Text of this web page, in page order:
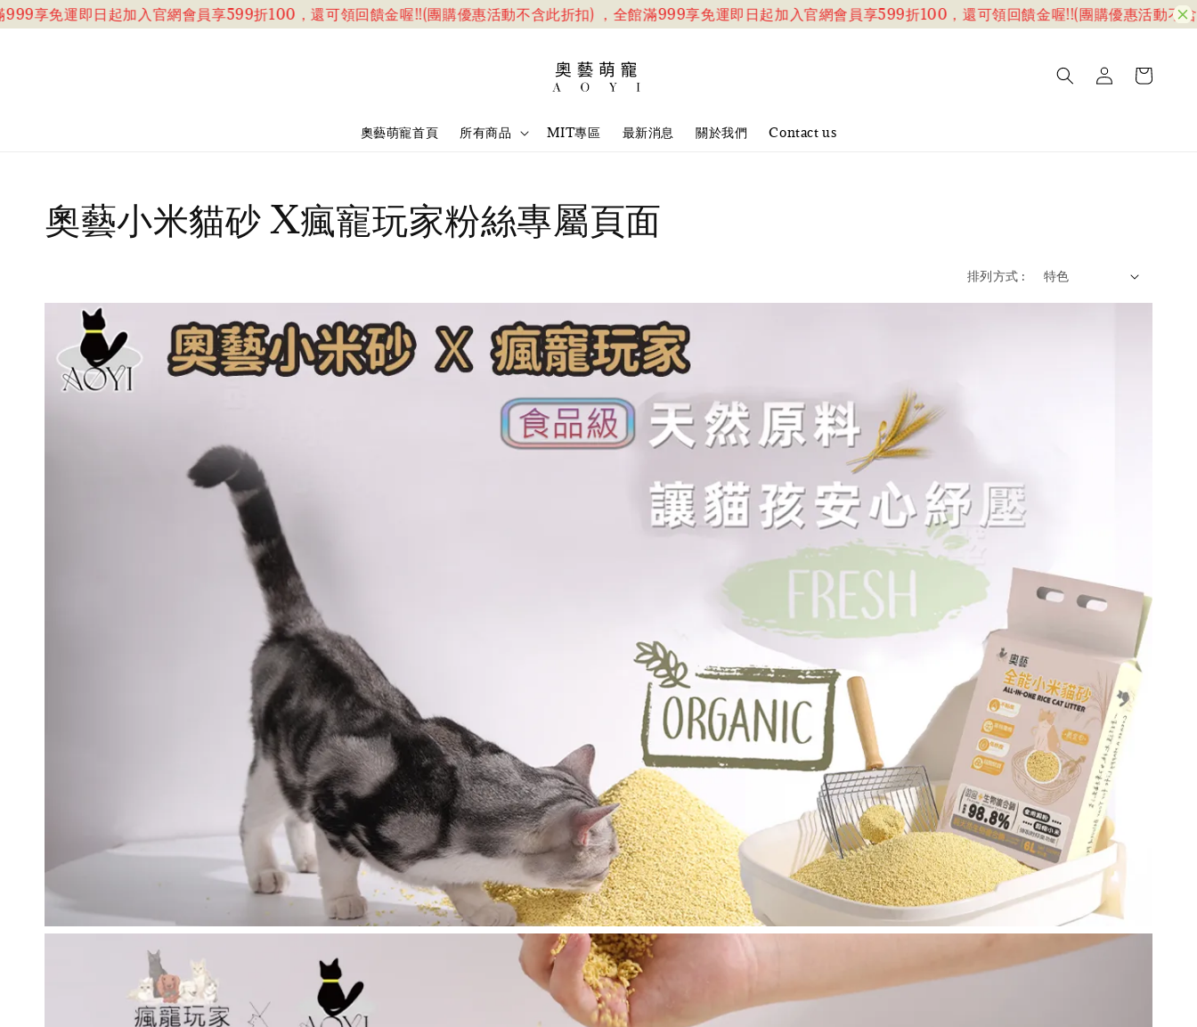
運即日起加入官網會員享599折100，還可領回饋金喔!!(團購優惠活動不含此折扣) ，全館滿999享免運即日起加入官網會員享599折100，還可領回饋金喔!!(團購優惠活動不含此折
奧藝萌寵首頁 所有商品 MIT專區 最新消息 關於我們 Contact us
奧藝小米貓砂 X瘋寵玩家粉絲專屬頁面
排列方式 :